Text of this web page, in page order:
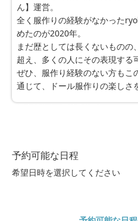
ん】運営。
全く服作りの経験がなかった
めたのが2020年。
まだ歴としては長くないもの
超え、多くの人にその表現する
ぜひ、服作り経験のない方もこ
通じて、ドール服作りの楽しさ
予約可能な日程
希望日時を選択してください